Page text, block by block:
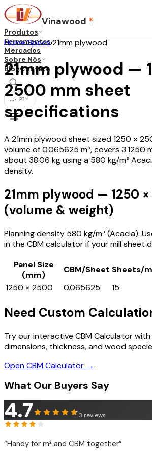
Vinawood *
Produtos
Ferramentas
Mercados
Sobre Nós
BlogContato
... · PT
Home›Specs›21mm plywood
21mm plywood —
2500 mm sheet
specifications
A 21mm plywood sheet sized 1250 ×
volume of 0.065625 m³, covers 3.1250
about 38.06 kg using a 580 kg/m³
density.
21mm plywood — 1250
(volume & weight)
Planning density 580 kg/m³ (Acacia).
in the CBM calculator if your mill sheet
Panel Size
(mm)
CBM/Sheet Sheets/
1250 × 2500
0.065625 15
Need Custom
Try our interactive CBM Calculator
dimensions, thickness, and wood
Open CBM Calculator →
What Our Buyers Say
4.7 3 reviews
“Handy for m² and CBM together”